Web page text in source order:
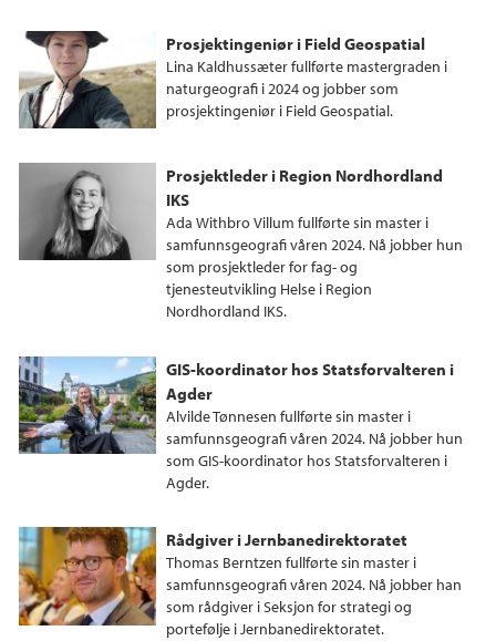
Prosjektingeniør i Field Geospatial
Lina Kaldhussæter fullførte mastergraden i
naturgeografi i 2024 og jobber som
prosjektingeniør i Field Geospatial.
Prosjektleder i Region Nordhordland
IKS
Ada Withbro Villum fullførte sin master i
samfunnsgeografi våren 2024. Nå jobber hun
som prosjektleder for fag- og
tjenesteutvikling Helse i Region
Nordhordland IKS.
GIS-koordinator hos Statsforvalteren i
Agder
Alvilde Tønnesen fullførte sin master i
samfunnsgeografi våren 2024. Nå jobber hun
som GIS-koordinator hos Statsforvalteren i
Agder.
Rådgiver i Jernbanedirektoratet
Thomas Berntzen fullførte sin master i
samfunnsgeografi våren 2024. Nå jobber han
som rådgiver i Seksjon for strategi og
portefølje i Jernbanedirektoratet.